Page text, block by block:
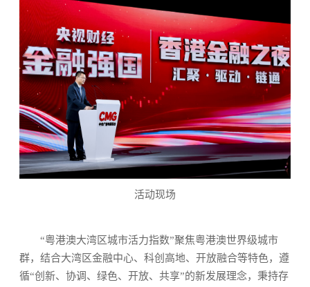
活动现场
“粤港澳大湾区城市活力指数”聚焦粤港澳世界级城市
群，结合大湾区金融中心、科创高地、开放融合等特色，遵
循“创新、协调、绿色、开放、共享”的新发展理念，秉持存